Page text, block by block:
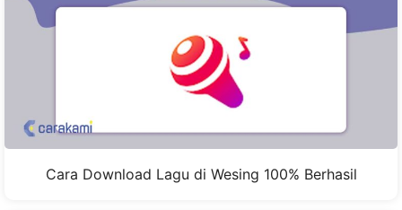
Cara Download Lagu di Wesing 100% Berhasil